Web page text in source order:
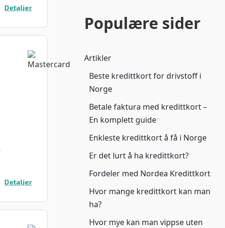
Detaljer
Detaljer
Populære sider
Artikler
Beste kredittkort for drivstoff i
Norge
Betale faktura med kredittkort –
En komplett guide
Enkleste kredittkort å få i Norge
Er det lurt å ha kredittkort?
Fordeler med Nordea Kredittkort
Hvor mange kredittkort kan man
ha?
Hvor mye kan man vippse uten